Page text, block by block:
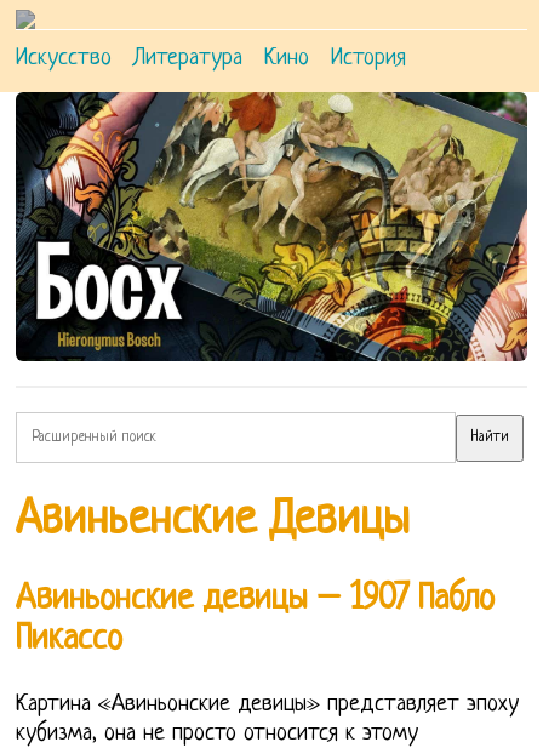
Искусство Литература Кино История
Авиньенские Девицы
Авиньонские девицы – 1907 Пабло
Пикассо
Картина «Авиньонские девицы» представляет эпоху
кубизма, она не просто относится к этому